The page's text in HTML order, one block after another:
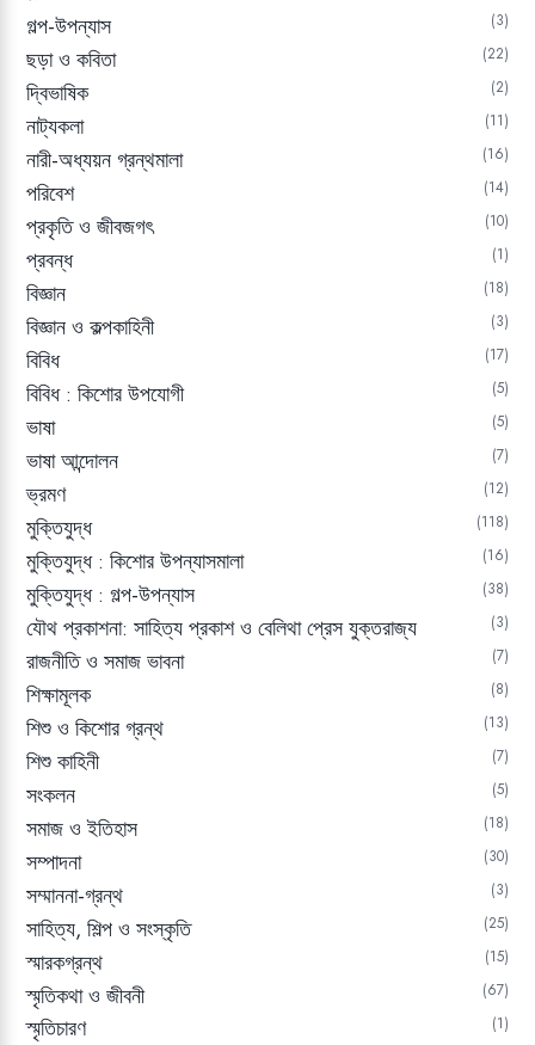
গল্প-উপন্যাস 3
ছড়া ও কবিতা 22
দ্বিভাষিক 2
নাট্যকলা 11
নারী-অধ্যয়ন গ্রন্থমালা 16
পরিবেশ 14
প্রকৃতি ও জীবজগৎ 10
প্রবন্ধ 1
বিজ্ঞান 18
বিজ্ঞান ও কল্পকাহিনী 3
বিবিধ 17
বিবিধ : কিশোর উপযোগী 5
ভাষা 5
ভাষা আন্দোলন 7
ভ্রমণ 12
মুক্তিযুদ্ধ 118
মুক্তিযুদ্ধ : কিশোর উপন্যাসমালা 16
মুক্তিযুদ্ধ : গল্প-উপন্যাস 38
যৌথ প্রকাশনা: সাহিত্য প্রকাশ ও বেলিথা প্রেস যুক্তরাজ্য 3
রাজনীতি ও সমাজ ভাবনা 7
শিক্ষামূলক 8
শিশু ও কিশোর গ্রন্থ 13
শিশু কাহিনী 7
সংকলন 5
সমাজ ও ইতিহাস 18
সম্পাদনা 30
সম্মাননা-গ্রন্থ 3
সাহিত্য, শিল্প ও সংস্কৃতি 25
স্মারকগ্রন্থ 15
স্মৃতিকথা ও জীবনী 67
স্মৃতিচারণ 1